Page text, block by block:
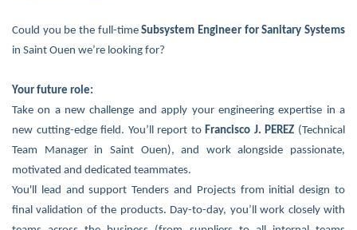
Could you be the full-timeSubsystem Engineer for Sanitary Systems
in Saint Ouen we’re looking for?
Your future role:
Take on a new challenge and apply your engineering expertise in a
new cutting-edge field. You’ll report toFrancisco J. PEREZ (Technical
Team Manager in Saint Ouen), and work alongside passionate,
motivated and dedicated teammates.
You'll lead and support Tenders and Projects from initial design to
final validation of the products. Day-to-day, you’ll work closely with